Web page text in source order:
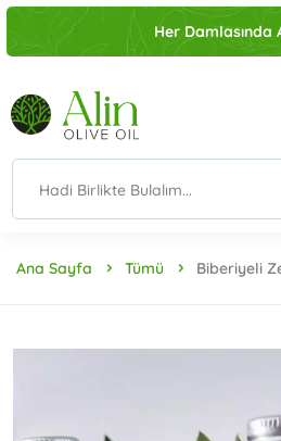
Her Damlasında
Ana Sayfa Tümü Biberiyeli